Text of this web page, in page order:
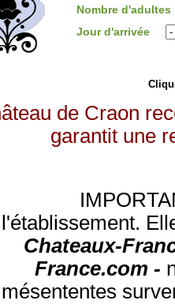
Nombre
Jour d'arrivée
de Craon
garantit une
l'établissement.
Chateaux-
France.com -
mésententes